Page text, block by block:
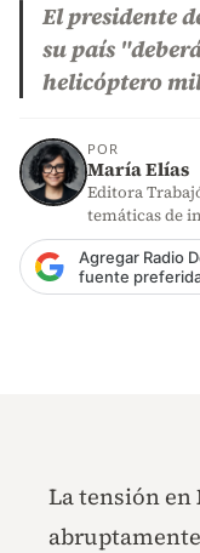
El presidente
su país
helicóptero
POR
María Elías
Editora
temáticas de
últimos años,…
Agregar Radio
fuente
La tensión en